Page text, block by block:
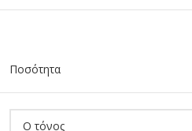
Ποσότητα